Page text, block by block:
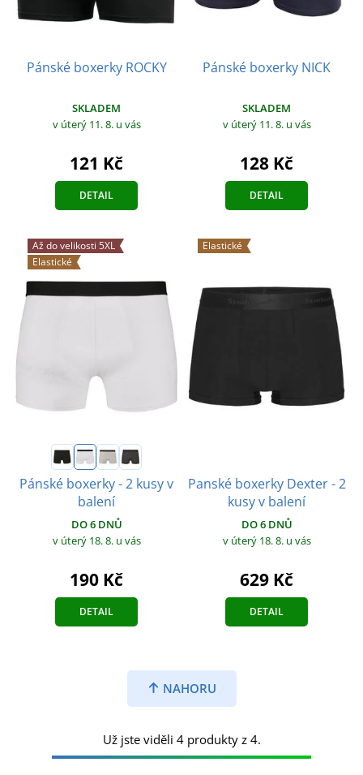
Pánské boxerky ROCKY
SKLADEM
v úterý 11. 8. u vás
121 Kč
DETAIL
Pánské boxerky NICK
SKLADEM
v úterý 11. 8. u vás
128 Kč
DETAIL
Až do velikosti 5XL
Elastické
Pánské boxerky - 2 kusy v
balení
DO 6 DNŮ
v úterý 18. 8. u vás
190 Kč
DETAIL
Elastické
Panské boxerky Dexter - 2
kusy v balení
DO 6 DNŮ
v úterý 18. 8. u vás
629 Kč
DETAIL
NAHORU
Už jste viděli 4 produkty z 4.